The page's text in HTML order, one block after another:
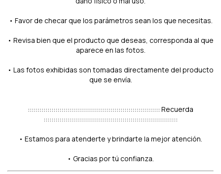
• Favor de checar que los parámetros sean los que necesitas.
• Revisa bien que el producto que deseas, corresponda al que
aparece en las fotos.
• Las fotos exhibidas son tomadas directamente del producto
que se envía.
::::::::::::::::::::::::::::::::::::::::::::::::::::::::::::::::::: Recuerda
::::::::::::::::::::::::::::::::::::::::::::::::::::::::::::::::::::
• Estamos para atenderte y brindarte la mejor atención.
• Gracias por tú confianza.